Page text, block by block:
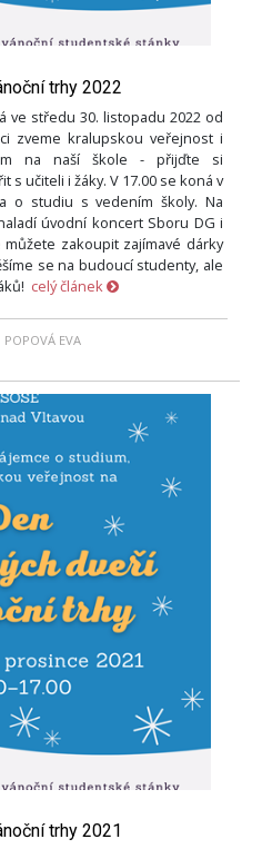
trhy 2022
ve středu 30. listopadu 2022 od
zveme kralupskou veřejnost i
na naší škole - přijďte si
učiteli i žáky. V 17.00 se koná v
o studiu s vedením školy. Na
úvodní koncert Sboru DG i
zakoupit zajímavé dárky
se na budoucí studenty, ale
celý článek
POPOVÁ EVA
trhy 2021